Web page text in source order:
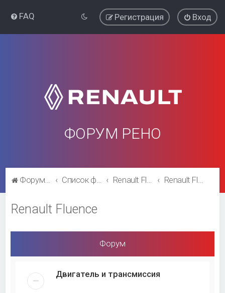
FAQ Вход
Регистрация
ФОРУМ РЕНО
Форум Рено Список форумов Renault Fluence Renault Fluence
Renault Fluence
Форум
Двигатель и трансмиссия